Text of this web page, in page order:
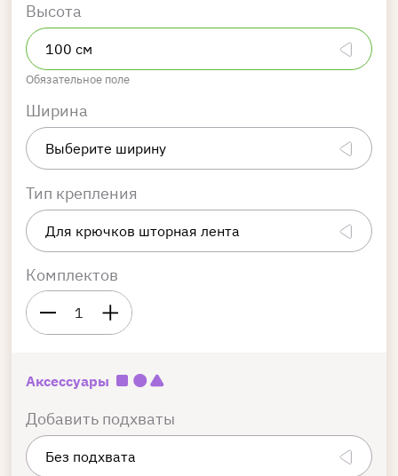
Высота
Обязательное поле
Ширина
Тип крепления
Комплектов
1
Аксессуары
Добавить подхваты